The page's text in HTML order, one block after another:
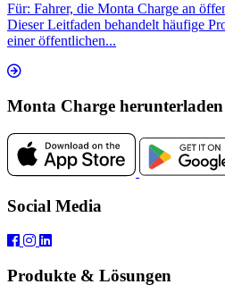
Für: Fahrer, die Monta Charge an
Dieser Leitfaden behandelt häufige
einer öffentlichen...
Monta Charge herunterladen
Social Media
Produkte & Lösungen